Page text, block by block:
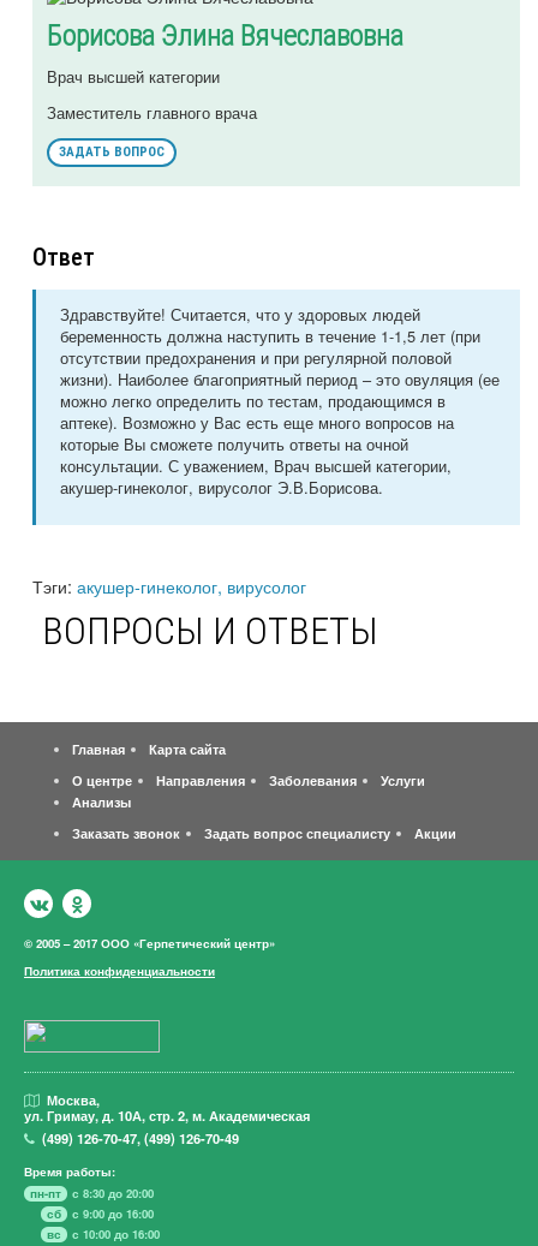
Борисова Элина Вячеславовна
Врач высшей категории
Заместитель главного врача
ЗАДАТЬ ВОПРОС
Ответ
Здравствуйте! Считается, что у здоровых людей
беременность должна наступить в течение 1-1,5 лет (при
отсутствии предохранения и при регулярной половой
жизни). Наиболее благоприятный период – это овуляция (ее
можно легко определить по тестам, продающимся в
аптеке). Возможно у Вас есть еще много вопросов на
которые Вы сможете получить ответы на очной
консультации. С уважением, Врач высшей категории,
акушер-гинеколог, вирусолог Э.В.Борисова.
Тэги: акушер-гинеколог, вирусолог
ВОПРОСЫ И ОТВЕТЫ
Главная
Карта сайта
О центре
Направления Заболевания
Услуги
Анализы
Заказать звонок
Задать вопрос специалисту Акции
© 2005 – 2017 ООО «Герпетический центр»
Политика конфиденциальности
Москва,
ул. Гримау, д. 10А, стр. 2, м. Академическая
(499)126-70-47,(499)126-70-49
Время работы:
пн-пт
с 8:30 до 20:00
сб
с 9:00 до 16:00
вс
с 10:00 до 16:00